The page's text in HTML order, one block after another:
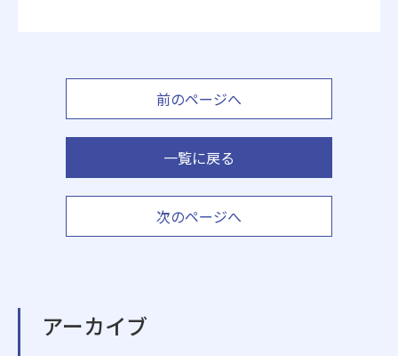
前のページへ
一覧に戻る
次のページへ
アーカイブ